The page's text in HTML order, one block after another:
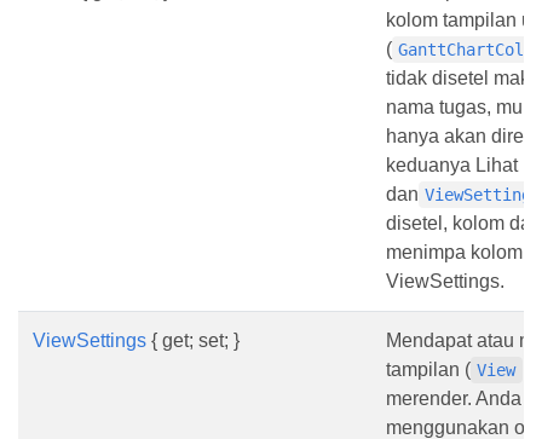
kolom tampilan
(
tidak disetel
nama tugas,
hanya akan
keduanya Lihat
dan ViewSettings
disetel, kolom
menimpa kolom
ViewSettings.
ViewSettings { get; set; }
Mendapat atau
tampilan ( View
merender. Anda
menggunakan